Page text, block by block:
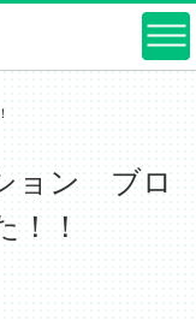
ョン ブロ
！！